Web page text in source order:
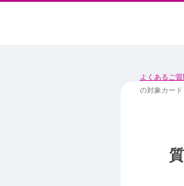
よくあるご質
の対象カード